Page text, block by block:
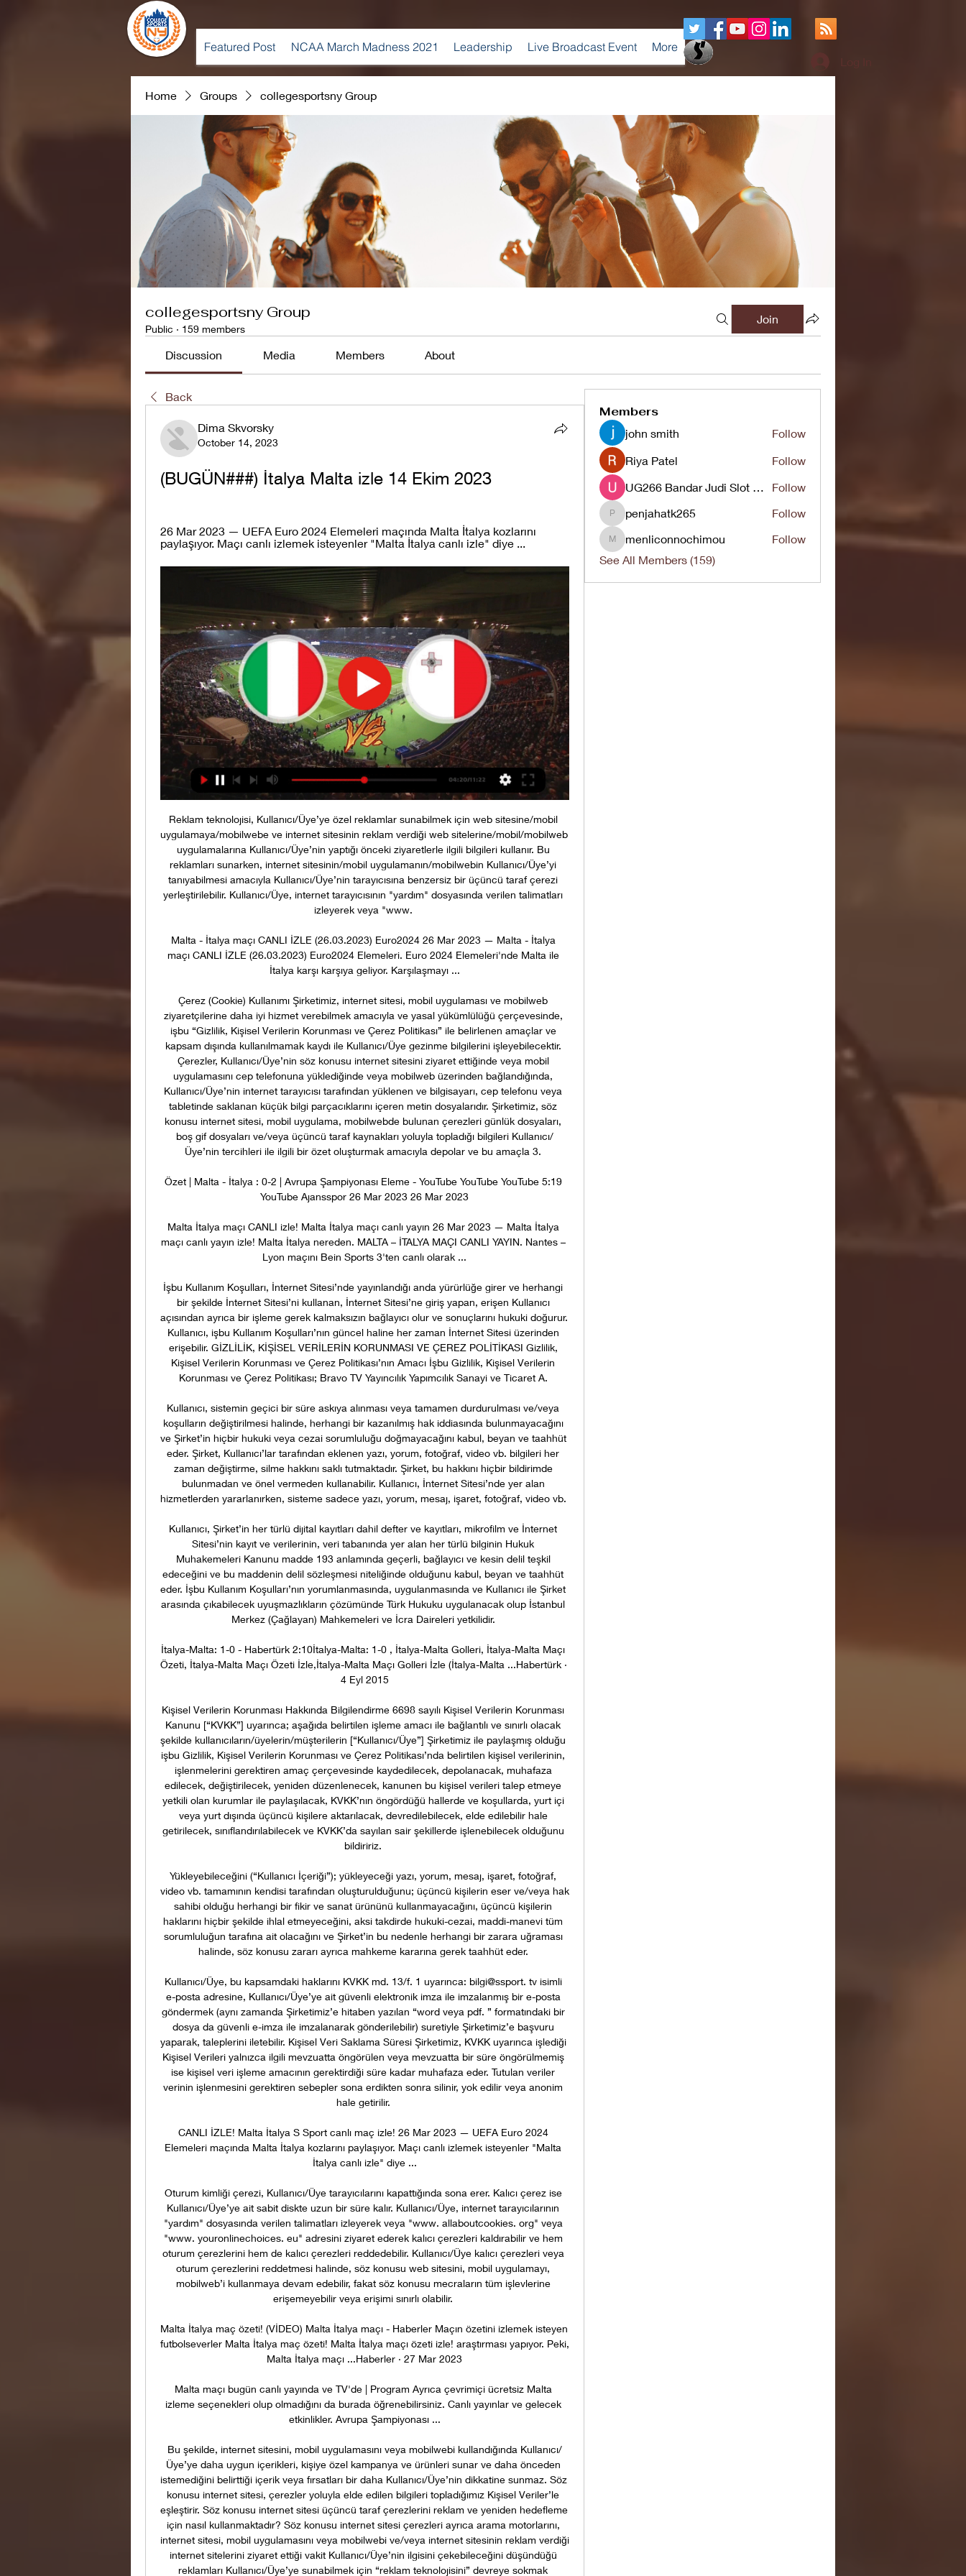
Featured Post NCAA March Madness 2021 Leadership Live Broadcast Event More
Home Groups collegesportsny Group
collegesportsny Group
Public · 159 members
Join
Discussion Media Members About
Back
Dima Skvorsky
October 14, 2023
(BUGÜN###) İtalya Malta izle 14 Ekim 2023
26 Mar 2023 — UEFA Euro 2024 Elemeleri maçında Malta İtalya kozlarını
paylaşıyor. Maçı canlı izlemek isteyenler "Malta İtalya canlı izle" diye ...
Reklam teknolojisi, Kullanıcı/Üye’ye özel reklamlar sunabilmek için web sitesine/mobil
uygulamaya/mobilwebe ve internet sitesinin reklam verdiği web sitelerine/mobil/mobilweb
uygulamalarına Kullanıcı/Üye’nin yaptığı önceki ziyaretlerle ilgili bilgileri kullanır. Bu
reklamları sunarken, internet sitesinin/mobil uygulamanın/mobilwebin Kullanıcı/Üye’yi
tanıyabilmesi amacıyla Kullanıcı/Üye’nin tarayıcısına benzersiz bir üçüncü taraf çerezi
yerleştirilebilir. Kullanıcı/Üye, internet tarayıcısının "yardım" dosyasında verilen talimatları
izleyerek veya "www.
Malta - İtalya maçı CANLI İZLE (26.03.2023) Euro2024 26 Mar 2023 — Malta - İtalya
maçı CANLI İZLE (26.03.2023) Euro2024 Elemeleri. Euro 2024 Elemeleri'nde Malta ile
İtalya karşı karşıya geliyor. Karşılaşmayı ...
Çerez (Cookie) Kullanımı Şirketimiz, internet sitesi, mobil uygulaması ve mobilweb
ziyaretçilerine daha iyi hizmet verebilmek amacıyla ve yasal yükümlülüğü çerçevesinde,
işbu “Gizlilik, Kişisel Verilerin Korunması ve Çerez Politikası” ile belirlenen amaçlar ve
kapsam dışında kullanılmamak kaydı ile Kullanıcı/Üye gezinme bilgilerini işleyebilecektir.
Çerezler, Kullanıcı/Üye’nin söz konusu internet sitesini ziyaret ettiğinde veya mobil
uygulamasını cep telefonuna yüklediğinde veya mobilweb üzerinden bağlandığında,
Kullanıcı/Üye’nin internet tarayıcısı tarafından yüklenen ve bilgisayarı, cep telefonu veya
tabletinde saklanan küçük bilgi parçacıklarını içeren metin dosyalarıdır. Şirketimiz, söz
konusu internet sitesi, mobil uygulama, mobilwebde bulunan çerezleri günlük dosyaları,
boş gif dosyaları ve/veya üçüncü taraf kaynakları yoluyla topladığı bilgileri Kullanıcı/
Üye’nin tercihleri ile ilgili bir özet oluşturmak amacıyla depolar ve bu amaçla 3.
Özet | Malta - İtalya : 0-2 | Avrupa Şampiyonası Eleme - YouTube YouTube YouTube 5:19
YouTube Ajansspor 26 Mar 2023 26 Mar 2023
Malta İtalya maçı CANLI izle! Malta İtalya maçı canlı yayın 26 Mar 2023 — Malta İtalya
maçı canlı yayın izle! Malta İtalya nereden. MALTA – İTALYA MAÇI CANLI YAYIN. Nantes –
Lyon maçını Bein Sports 3'ten canlı olarak ...
İşbu Kullanım Koşulları, İnternet Sitesi’nde yayınlandığı anda yürürlüğe girer ve herhangi
bir şekilde İnternet Sitesi’ni kullanan, İnternet Sitesi’ne giriş yapan, erişen Kullanıcı
açısından ayrıca bir işleme gerek kalmaksızın bağlayıcı olur ve sonuçlarını hukuki doğurur.
Kullanıcı, işbu Kullanım Koşulları’nın güncel haline her zaman İnternet Sitesi üzerinden
erişebilir. GİZLİLİK, KİŞİSEL VERİLERİN KORUNMASI VE ÇEREZ POLİTİKASI Gizlilik,
Kişisel Verilerin Korunması ve Çerez Politikası’nın Amacı İşbu Gizlilik, Kişisel Verilerin
Korunması ve Çerez Politikası; Bravo TV Yayıncılık Yapımcılık Sanayi ve Ticaret A.
Kullanıcı, sistemin geçici bir süre askıya alınması veya tamamen durdurulması ve/veya
koşulların değiştirilmesi halinde, herhangi bir kazanılmış hak iddiasında bulunmayacağını
ve Şirket’in hiçbir hukuki veya cezai sorumluluğu doğmayacağını kabul, beyan ve taahhüt
eder. Şirket, Kullanıcı’lar tarafından eklenen yazı, yorum, fotoğraf, video vb. bilgileri her
zaman değiştirme, silme hakkını saklı tutmaktadır. Şirket, bu hakkını hiçbir bildirimde
bulunmadan ve önel vermeden kullanabilir. Kullanıcı, İnternet Sitesi’nde yer alan
hizmetlerden yararlanırken, sisteme sadece yazı, yorum, mesaj, işaret, fotoğraf, video vb.
Kullanıcı, Şirket’in her türlü dijital kayıtları dahil defter ve kayıtları, mikrofilm ve İnternet
Sitesi’nin kayıt ve verilerinin, veri tabanında yer alan her türlü bilginin Hukuk
Muhakemeleri Kanunu madde 193 anlamında geçerli, bağlayıcı ve kesin delil teşkil
edeceğini ve bu maddenin delil sözleşmesi niteliğinde olduğunu kabul, beyan ve taahhüt
eder. İşbu Kullanım Koşulları’nın yorumlanmasında, uygulanmasında ve Kullanıcı ile Şirket
arasında çıkabilecek uyuşmazlıkların çözümünde Türk Hukuku uygulanacak olup İstanbul
Merkez (Çağlayan) Mahkemeleri ve İcra Daireleri yetkilidir.
İtalya-Malta: 1-0 - Habertürk 2:10İtalya-Malta: 1-0 , İtalya-Malta Golleri, İtalya-Malta Maçı
Özeti, İtalya-Malta Maçı Özeti İzle,İtalya-Malta Maçı Golleri İzle (İtalya-Malta ...Habertürk ·
4 Eyl 2015
Kişisel Verilerin Korunması Hakkında Bilgilendirme 6698 sayılı Kişisel Verilerin Korunması
Kanunu [“KVKK”] uyarınca; aşağıda belirtilen işleme amacı ile bağlantılı ve sınırlı olacak
şekilde kullanıcıların/üyelerin/müşterilerin [“Kullanıcı/Üye”] Şirketimiz ile paylaşmış olduğu
işbu Gizlilik, Kişisel Verilerin Korunması ve Çerez Politikası’nda belirtilen kişisel verilerinin,
işlenmelerini gerektiren amaç çerçevesinde kaydedilecek, depolanacak, muhafaza
edilecek, değiştirilecek, yeniden düzenlenecek, kanunen bu kişisel verileri talep etmeye
yetkili olan kurumlar ile paylaşılacak, KVKK’nın öngördüğü hallerde ve koşullarda, yurt içi
veya yurt dışında üçüncü kişilere aktarılacak, devredilebilecek, elde edilebilir hale
getirilecek, sınıflandırılabilecek ve KVKK’da sayılan sair şekillerde işlenebilecek olduğunu
bildiririz.
Yükleyebileceğini (“Kullanıcı İçeriği”); yükleyeceği yazı, yorum, mesaj, işaret, fotoğraf,
video vb. tamamının kendisi tarafından oluşturulduğunu; üçüncü kişilerin eser ve/veya hak
sahibi olduğu herhangi bir fikir ve sanat ürününü kullanmayacağını, üçüncü kişilerin
haklarını hiçbir şekilde ihlal etmeyeceğini, aksi takdirde hukuki-cezai, maddi-manevi tüm
sorumluluğun tarafına ait olacağını ve Şirket’in bu nedenle herhangi bir zarara uğraması
halinde, söz konusu zararı ayrıca mahkeme kararına gerek taahhüt eder.
Kullanıcı/Üye, bu kapsamdaki haklarını KVKK md. 13/f. 1 uyarınca: bilgi@ssport. tv isimli
e-posta adresine, Kullanıcı/Üye’ye ait güvenli elektronik imza ile imzalanmış bir e-posta
göndermek (aynı zamanda Şirketimiz’e hitaben yazılan “word veya pdf. ” formatındaki bir
dosya da güvenli e-imza ile imzalanarak gönderilebilir) suretiyle Şirketimiz’e başvuru
yaparak, taleplerini iletebilir. Kişisel Veri Saklama Süresi Şirketimiz, KVKK uyarınca işlediği
Kişisel Verileri yalnızca ilgili mevzuatta öngörülen veya mevzuatta bir süre öngörülmemiş
ise kişisel veri işleme amacının gerektirdiği süre kadar muhafaza eder. Tutulan veriler
verinin işlenmesini gerektiren sebepler sona erdikten sonra silinir, yok edilir veya anonim
hale getirilir.
CANLI İZLE! Malta İtalya S Sport canlı maç izle! 26 Mar 2023 — UEFA Euro 2024
Elemeleri maçında Malta İtalya kozlarını paylaşıyor. Maçı canlı izlemek isteyenler "Malta
İtalya canlı izle" diye ...
Oturum kimliği çerezi, Kullanıcı/Üye tarayıcılarını kapattığında sona erer. Kalıcı çerez ise
Kullanıcı/Üye’ye ait sabit diskte uzun bir süre kalır. Kullanıcı/Üye, internet tarayıcılarının
"yardım" dosyasında verilen talimatları izleyerek veya "www. allaboutcookies. org" veya
"www. youronlinechoices. eu" adresini ziyaret ederek kalıcı çerezleri kaldırabilir ve hem
oturum çerezlerini hem de kalıcı çerezleri reddedebilir. Kullanıcı/Üye kalıcı çerezleri veya
oturum çerezlerini reddetmesi halinde, söz konusu web sitesini, mobil uygulamayı,
mobilweb’i kullanmaya devam edebilir, fakat söz konusu mecraların tüm işlevlerine
erişemeyebilir veya erişimi sınırlı olabilir.
Malta İtalya maç özeti! (VİDEO) Malta İtalya maçı - Haberler Maçın özetini izlemek isteyen
futbolseverler Malta İtalya maç özeti! Malta İtalya maçı özeti izle! araştırması yapıyor. Peki,
Malta İtalya maçı ...Haberler · 27 Mar 2023
Malta maçı bugün canlı yayında ve TV'de | Program Ayrıca çevrimiçi ücretsiz Malta
izleme seçenekleri olup olmadığını da burada öğrenebilirsiniz. Canlı yayınlar ve gelecek
etkinlikler. Avrupa Şampiyonası ...
Bu şekilde, internet sitesini, mobil uygulamasını veya mobilwebi kullandığında Kullanıcı/
Üye’ye daha uygun içerikleri, kişiye özel kampanya ve ürünleri sunar ve daha önceden
istemediğini belirttiği içerik veya fırsatları bir daha Kullanıcı/Üye’nin dikkatine sunmaz. Söz
konusu internet sitesi, çerezler yoluyla elde edilen bilgileri topladığımız Kişisel Veriler’le
eşleştirir. Söz konusu internet sitesi üçüncü taraf çerezlerini reklam ve yeniden hedefleme
için nasıl kullanmaktadır? Söz konusu internet sitesi çerezleri ayrıca arama motorlarını,
internet sitesi, mobil uygulamasını veya mobilwebi ve/veya internet sitesinin reklam verdiği
internet sitelerini ziyaret ettiği vakit Kullanıcı/Üye’nin ilgisini çekebileceğini düşündüğü
reklamları Kullanıcı/Üye’ye sunabilmek için “reklam teknolojisini” devreye sokmak
Members
john smith
Follow
Riya Patel
Follow
UG266 Bandar Judi Slot Online Live RTP Slot Gacor Tertinggi
Follow
penjahatk265
penjahatk265 Follow
menliconnochimou
menliconnochimou
Follow
See All Members (159)